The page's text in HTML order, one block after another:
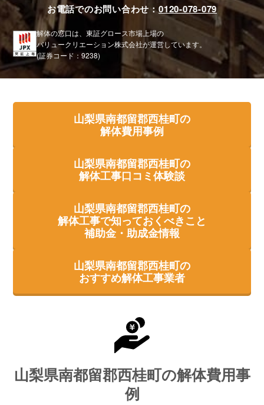
お電話でのお問い合わせ：0120-078-079
解体の窓口は、東証グロース市場上場の
バリュークリエーション株式会社が運営しています。
(証券コード：9238)
山梨県南都留郡西桂町の
解体費用事例
山梨県南都留郡西桂町の
解体工事口コミ体験談
山梨県南都留郡西桂町の
解体工事で知っておくべきこと
補助金・助成金情報
山梨県南都留郡西桂町の
おすすめ解体工事業者
山梨県南都留郡西桂町の解体費用事
例